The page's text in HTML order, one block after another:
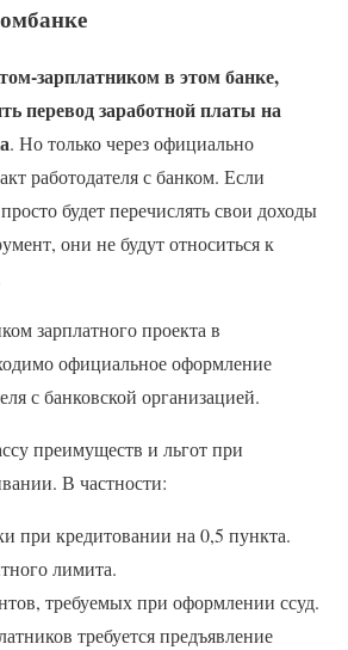
зарплатником в этом банке,
перевод заработной платы на
. Но только через официально
работодателя с банком. Если
будет перечислять свои доходы
они не будут относиться к
зарплатного проекта в
официальное оформление
с банковской организацией.
преимуществ и льгот при
В частности:
при кредитовании на 0,5 пункта.
лимита.
требуемых при оформлении ссуд.
требуется предъявление